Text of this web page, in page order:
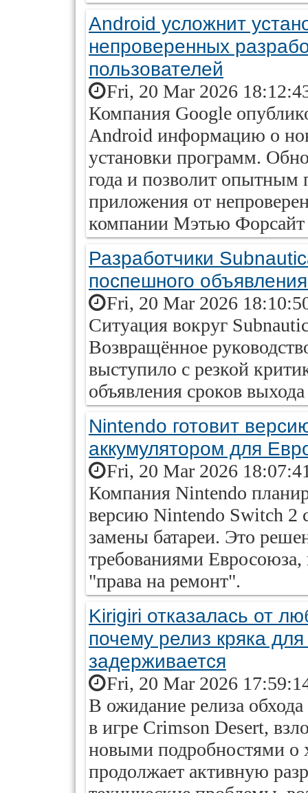
Android усложнит
непроверенных
пользователей
Fri, 20 Mar 2026
Компания Google
Android информацию о
установки программ.
года и позволит опытным
приложения от
компании Мэтью Форсайт
Разработчики
поспешного
Fri, 20 Mar 2026
Ситуация вокруг
Возвращённое
выступило с резкой
объявления сроков
Nintendo готовит
аккумулятором для
Fri, 20 Mar 2026
Компания Nintendo
версию Nintendo Switch 2
замены батареи. Это
требованиями
"права на ремонт".
Kirigiri отказалась от
почему релиз кряка
задерживается
Fri, 20 Mar 2026
В ожидание релиза
в игре Crimson Desert,
новыми подробностями о
продолжает активную